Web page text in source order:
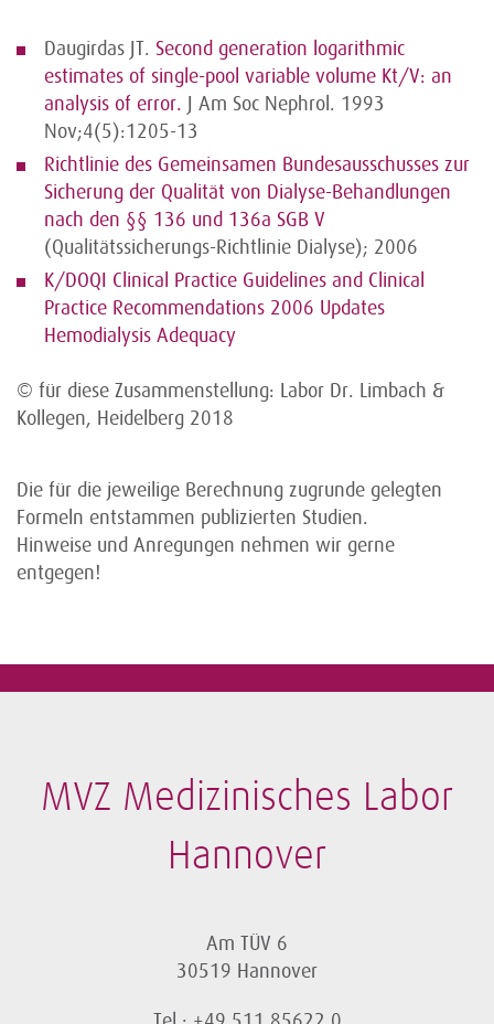
Daugirdas JT. Second generation logarithmic
estimates of single-pool variable volume Kt/V: an
analysis of error. J Am Soc Nephrol. 1993
Nov;4(5):1205-13
Richtlinie des Gemeinsamen Bundesausschusses zur
Sicherung der Qualität von Dialyse-Behandlungen
nach den §§ 136 und 136a SGB V
(Qualitätssicherungs-Richtlinie Dialyse); 2006
K/DOQI Clinical Practice Guidelines and Clinical
Practice Recommendations 2006 Updates
Hemodialysis Adequacy
© für diese Zusammenstellung: Labor Dr. Limbach &
Kollegen, Heidelberg 2018
Die für die jeweilige Berechnung zugrunde gelegten
Formeln entstammen publizierten Studien.
Hinweise und Anregungen nehmen wir gerne
entgegen!
MVZ Medizinisches Labor
Hannover
Am TÜV 6
30519 Hannover